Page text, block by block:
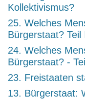
Kollektivismus?
25. Welches
Bürgerstaat? Teil
24. Welches
Bürgerstaat? -
23. Freistaaten
13. Bürgerstaat: